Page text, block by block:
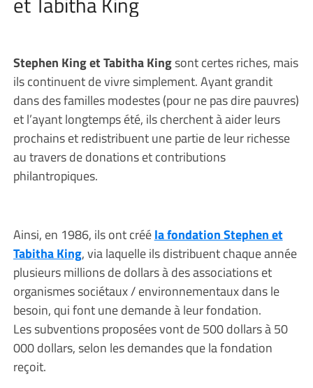
Stephen King et Tabitha Kingsont certes riches, mais
ils continuent de vivre simplement. Ayant grandit
dans des familles modestes (pour ne pas dire pauvres)
et l’ayant longtemps été, ils cherchent à aider leurs
prochains et redistribuent une partie de leur richesse
au travers de donations et contributions
philantropiques.
Ainsi, en 1986, ils ont crééla fondation Stephen et
Tabitha King, via laquelle ils distribuent chaque année
plusieurs millions de dollars à des associations et
organismes sociétaux / environnementaux dans le
besoin, qui font une demande à leur fondation.
Les subventions proposées vont de 500 dollars à 50
000 dollars, selon les demandes que la fondation
reçoit.